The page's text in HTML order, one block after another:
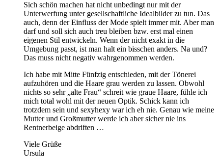
Sich schön machen hat nicht unbedingt nur mit der
Unterwerfung unter gesellschaftliche Idealbilder zu tun. Das
auch, denn der Einfluss der Mode spielt immer mit. Aber man
darf und soll sich auch treu bleiben bzw. erst mal einen
eigenen Stil entwickeln. Wenn der nicht exakt in die
Umgebung passt, ist man halt ein bisschen anders. Na und?
Das muss nicht negativ wahrgenommen werden.
Ich habe mit Mitte Fünfzig entschieden, mit der Tönerei
aufzuhören und die Haare grau werden zu lassen. Obwohl
nichts so sehr „alte Frau“ schreit wie graue Haare, fühle ich
mich total wohl mit der neuen Optik. Schick kann ich
trotzdem sein und sexyhexy war ich eh nie. Genau wie meine
Mutter und Großmutter werde ich aber sicher nie ins
Rentnerbeige abdriften …
Viele Grüße
Ursula